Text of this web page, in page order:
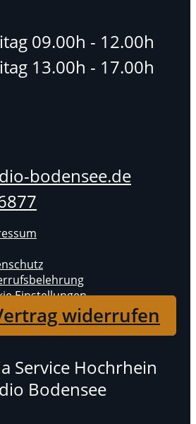
09.00h - 12.00h
13.00h - 17.00h
bodensee.de
Einstellungen
widerrufen
Service Hochrhein
Bodensee